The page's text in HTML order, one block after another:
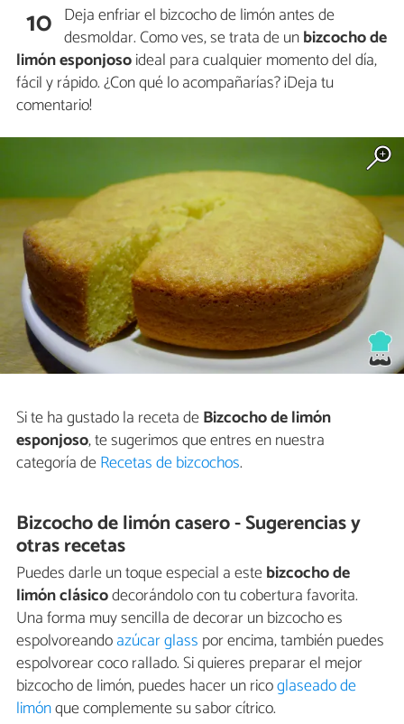
10 Deja enfriar el bizcocho de limón antes de
desmoldar. Como ves, se trata de unbizcocho de
limón esponjosoideal para cualquier momento del día,
fácil y rápido. ¿Con qué lo acompañarías? ¡Deja tu
comentario!
Si te ha gustado la receta deBizcocho de limón
esponjoso, te sugerimos que entres en nuestra
categoría deRecetas de bizcochos.
Bizcocho de limón casero - Sugerencias y
otras recetas
Puedes darle un toque especial a estebizcocho de
limón clásicodecorándolo con tu cobertura favorita.
Una forma muy sencilla de decorar un bizcocho es
espolvoreandoazúcar glass por encima, también puedes
espolvorear coco rallado. Si quieres preparar el mejor
bizcocho de limón, puedes hacer un ricoglaseado de
limónque complemente su sabor cítrico.